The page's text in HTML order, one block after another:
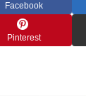
Facebook
Pinterest